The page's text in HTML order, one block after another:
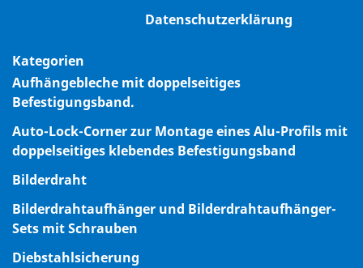
Datenschutzerklärung
Kategorien
Aufhängebleche mit doppelseitiges
Befestigungsband.
Auto-Lock-Corner zur Montage eines Alu-Profils mit
doppelseitiges klebendes Befestigungsband
Bilderdraht
Bilderdrahtaufhänger und Bilderdrahtaufhänger-
Sets mit Schrauben
Diebstahlsicherung